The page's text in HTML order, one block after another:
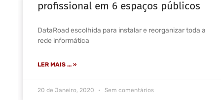
profissional em 6 espaços públicos
DataRoad escolhida para instalar e reorganizar toda a
rede informática
LER MAIS ... »
20 de Janeiro, 2020 Sem comentários